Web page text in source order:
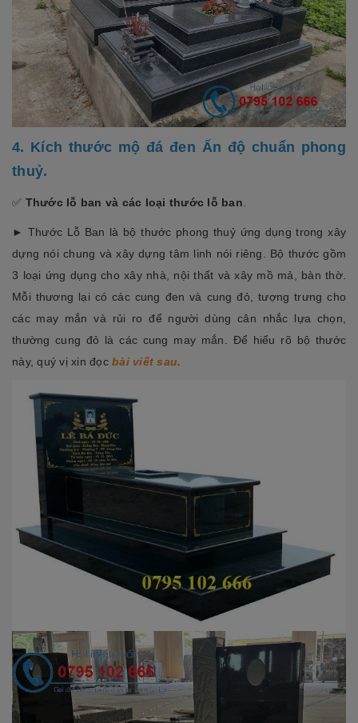
4. Kích thước mộ đá đen Ấn độ chuẩn phong
thuỷ.
✅ Thước lỗ ban và các loại thước lỗ ban.
► Thước Lỗ Ban là bộ thước phong thuỷ ứng dụng trong xây
dựng nói chung và xây dựng tâm linh nói riêng. Bộ thước gồm
3 loại ứng dụng cho xây nhà, nội thất và xây mồ mả, bàn thờ.
Mỗi thương lại có các cung đen và cung đỏ, tượng trưng cho
các may mắn và rủi ro để người dùng cân nhắc lựa chọn,
thường cung đỏ là các cung may mắn. Để hiểu rõ bộ thước
này, quý vị xin đọc bài viết sau.